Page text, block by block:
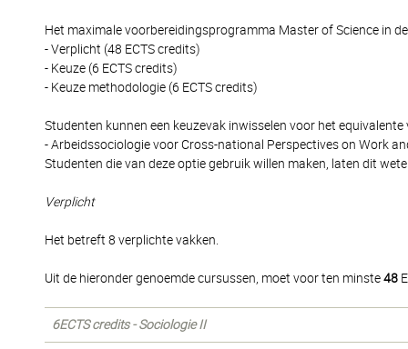
Het maximale voorbereidingsprogramma Master of Science in
- Verplicht (48 ECTS credits)
- Keuze (6 ECTS credits)
- Keuze methodologie (6 ECTS credits)
Studenten kunnen een keuzevak inwisselen voor het
- Arbeidssociologie voor Cross-national Perspectives on Work
Studenten die van deze optie gebruik willen maken, laten dit
Verplicht
Het betreft 8 verplichte vakken.
Uit de hieronder genoemde cursussen, moet voor ten minste48
6ECTS credits - Sociologie II